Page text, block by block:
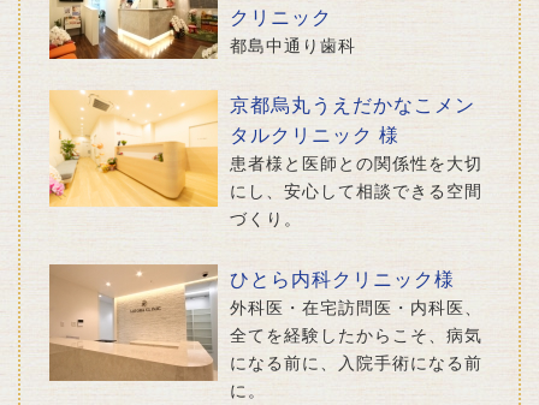
クリニック
都島中通り歯科
京都烏丸うえだかなこメン
タルクリニック 様
患者様と医師との関係性を大切
にし、安心して相談できる空間
づくり。
ひとら内科クリニック様
外科医・在宅訪問医・内科医、
全てを経験したからこそ、病気
になる前に、入院手術になる前
に。